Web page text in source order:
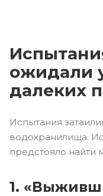
ожидали
далеких
Испытания
водохранилища.
предстояло найти
1.